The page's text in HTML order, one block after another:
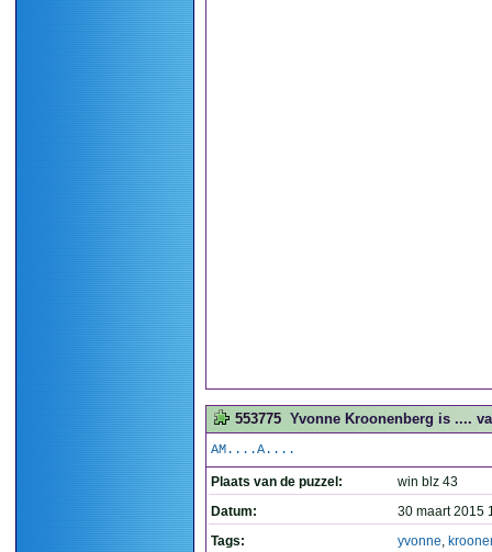
553775 Yvonne Kroonenberg is ....
AM....A....
Plaats van de puzzel:
win blz 43
Datum:
30 maart 2015
Tags:
yvonne,